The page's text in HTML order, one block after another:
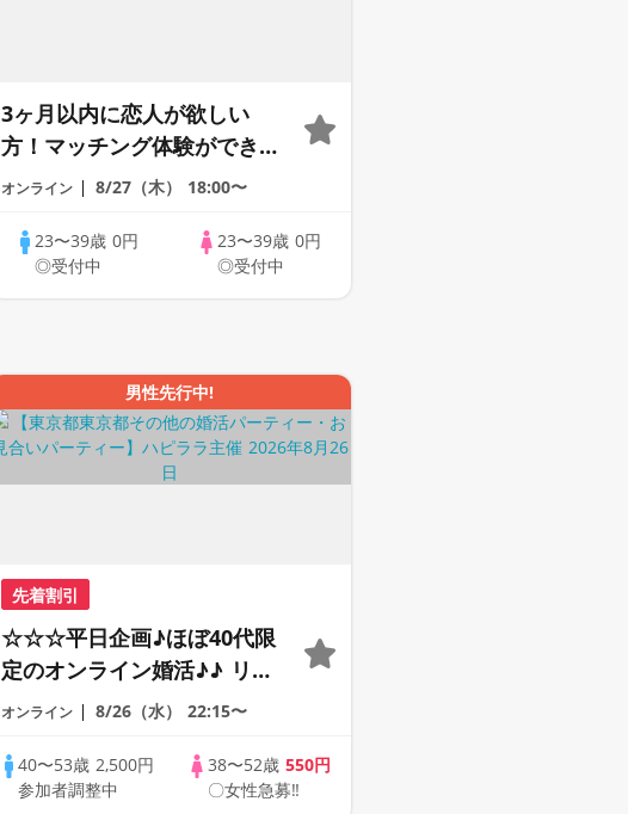
3ヶ月以内に恋人が欲しい
方！マッチング体験ができる
1dayCoupLink♪【恋活】
オンライン 8/27（木） 18:00〜
23〜39歳 0円
◎受付中
23〜39歳 0円
◎受付中
男性先行中!
先着割引
☆☆☆平日企画♪ほぼ40代限
定のオンライン婚活♪♪ リモ
ートの出会い応援♪♪ おうち
の方が対象☆ 司会進行あり
♪♪ THE 43s ONLINE
オンライン 8/26（水） 22:15〜
40〜53歳2,500円
参加者調整中
38〜52歳 550円
〇女性急募‼